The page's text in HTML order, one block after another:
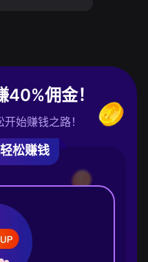
佣金！
始赚钱之路！
松赚钱